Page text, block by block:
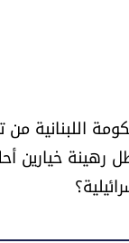
اللبنانية
خيارين